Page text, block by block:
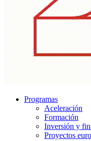
Programas
Aceleración
Formación
Inversión y
Proyectos